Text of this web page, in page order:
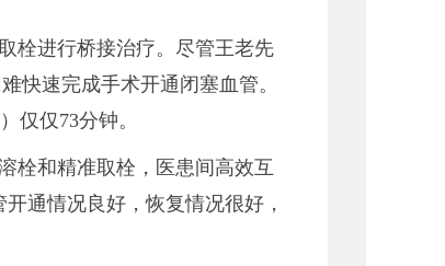
栓进行桥接治疗。尽管王老先
快速完成手术开通闭塞血管。
仅仅73分钟。
栓和精准取栓，医患间高效互
通情况良好，恢复情况很好，